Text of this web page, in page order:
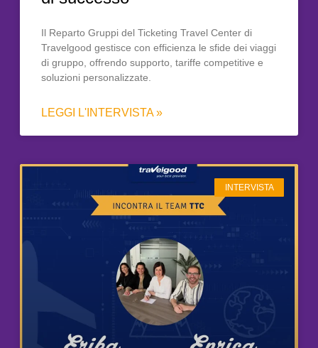
Il Reparto Gruppi del Ticketing Travel Center di
Travelgood gestisce con efficienza le sfide dei viaggi
di gruppo, offrendo supporto, tariffe competitive e
soluzioni personalizzate.
LEGGI L'INTERVISTA »
INTERVISTA